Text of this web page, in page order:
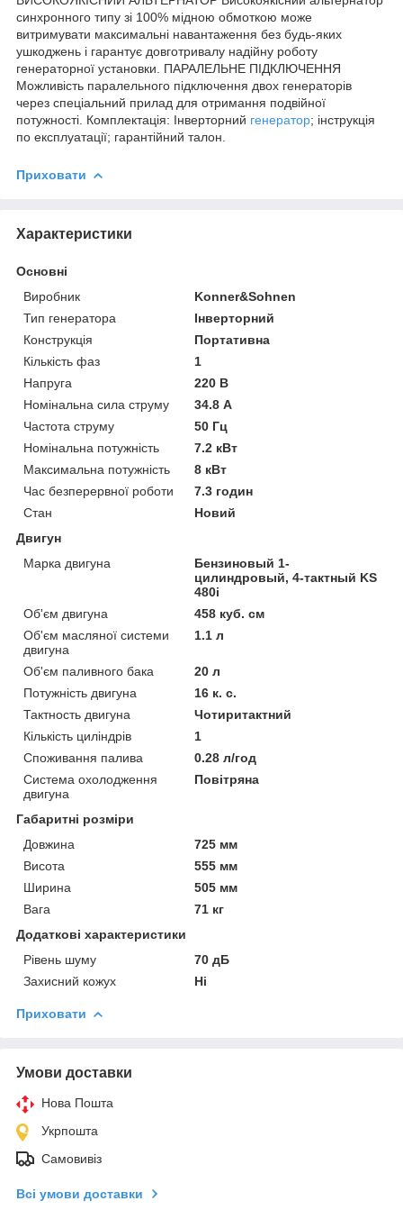
синхронного типу зі 100% мідною обмоткою може
витримувати максимальні навантаження без будь-яких
ушкоджень і гарантує довготривалу надійну роботу
генераторної установки. ПАРАЛЕЛЬНЕ ПІДКЛЮЧЕННЯ
Можливість паралельного підключення двох генераторів
через спеціальний прилад для отримання подвійної
потужності. Комплектація: Інверторний генератор; інструкція
по експлуатації; гарантійний талон.
Приховати
Характеристики
Основні
Виробник
Konner&Sohnen
Тип генератора
Інверторний
Конструкція
Портативна
Кількість фаз
1
Напруга
220 В
Номінальна сила струму
34.8 А
Частота струму
50 Гц
Номінальна потужність
7.2 кВт
Максимальна потужність
8 кВт
Час безперервної роботи
7.3 годин
Стан
Новий
Двигун
Марка двигуна
Бензиновый 1-
цилиндровый, 4-тактный KS
480i
Об'єм двигуна
458 куб. см
Об'єм масляної системи
двигуна
1.1 л
Об'єм паливного бака
20 л
Потужність двигуна
16 к. с.
Тактность двигуна
Чотиритактний
Кількість циліндрів
1
Споживання палива
0.28 л/год
Система охолодження
двигуна
Повітряна
Габаритні розміри
Довжина
725 мм
Висота
555 мм
Ширина
505 мм
Вага
71 кг
Додаткові характеристики
Рівень шуму
70 дБ
Захисний кожух
Ні
Приховати
Умови доставки
Нова Пошта
Укрпошта
Самовивіз
Всі умови доставки